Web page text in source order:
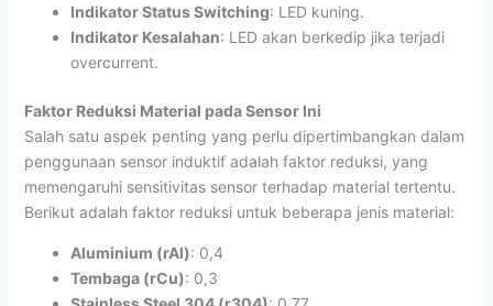
Indikator Status Switching: LED kuning.
Indikator Kesalahan: LED akan berkedip jika terjadi
overcurrent.
Faktor Reduksi Material pada Sensor Ini
Salah satu aspek penting yang perlu dipertimbangkan dalam
penggunaan sensor induktif adalah faktor reduksi, yang
memengaruhi sensitivitas sensor terhadap material tertentu.
Berikut adalah faktor reduksi untuk beberapa jenis material:
Aluminium (rAl): 0,4
Tembaga (rCu): 0,3